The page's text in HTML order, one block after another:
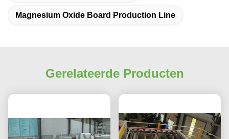
Magnesium Oxide Board Production Line
Gerelateerde Producten